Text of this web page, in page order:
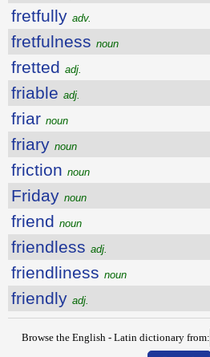
fretfully adv.
fretfulness noun
fretted adj.
friable adj.
friar noun
friary noun
friction noun
Friday noun
friend noun
friendless adj.
friendliness noun
friendly adj.
Browse the English - Latin dictionary from: